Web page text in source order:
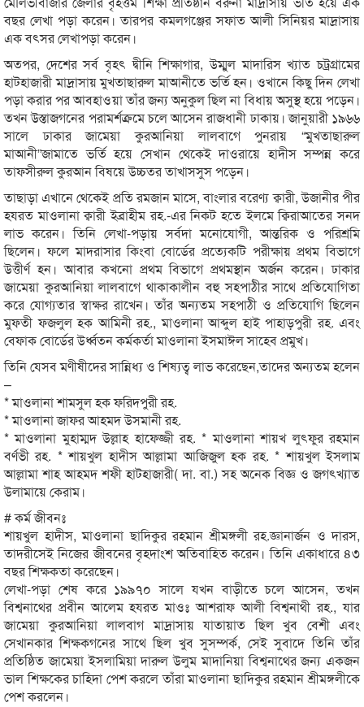
বছর লেখা পড়া করেন। তারপর কমলগঞ্জের সফাত আলী সিনিয়র মাদ্রাসায়
এক বৎসর লেখাপড়া করেন।
অতপর, দেশের সর্ব বৃহৎ দ্বীনি শিক্ষাগার, উম্মুল মাদারিস খ্যাত চট্রগ্রামের
হাটহাজারী মাদ্রাসায় মুখতাছারুল মাআনীতে ভর্তি হন। ওখানে কিছু দিন লেখা
পড়া করার পর আবহাওয়া তাঁর জন্য অনুকুল ছিল না বিধায় অসুস্থ হয়ে পড়েন।
তখন উস্তাজগনের পরামর্শক্রমে চলে আসেন রাজধানী ঢাকায়। জানুয়ারী ১৯৬৬
সালে ঢাকার জামেয়া কুরআনিয়া লালবাগে পুনরায় “মুখতাছারুল
মাআনী”জামাতে ভর্তি হয়ে সেখান থেকেই দাওরায়ে হাদীস সম্পন্ন করে
তাফসীরুল কুরআন বিষয়ে উচ্চতর তাখাসসুস পড়েন।
তাছাড়া এখানে থেকেই প্রতি রমজান মাসে, বাংলার বরেণ্য ক্বারী, উজানীর পীর
হযরত মাওলানা ক্বারী ইব্রাহীম রহ.-এর নিকট হতে ইলমে ক্বিরাআতের সনদ
লাভ করেন। তিনি লেখা-পড়ায় সর্বদা মনোযোগী, আন্তরিক ও পরিশ্রমি
ছিলেন। ফলে মাদরাসার কিংবা বোর্ডের প্রত্যেকটি পরীক্ষায় প্রথম বিভাগে
উত্তীর্ণ হন। আবার কখনো প্রথম বিভাগে প্রথমস্থান অর্জন করেন। ঢাকার
জামেয়া কুরআনিয়া লালবাগে থাকাকালীন বহু সহপাঠীর সাথে প্রতিযোগিতা
করে যোগ্যতার স্বাক্ষর রাখেন। তাঁর অন্যতম সহপাঠী ও প্রতিযোগি ছিলেন
মুফতী ফজলুল হক আমিনী রহ., মাওলানা আব্দুল হাই পাহাড়পুরী রহ. এবং
বেফাক বোর্ডের উর্ধ্বতন কর্মকর্তা মাওলানা ইসমাঈল সাহেব প্রমুখ।
তিনি যেসব মণীষীদের সান্নিধ্য ও শিষ্যত্ব লাভ করেছেন,তাদের অন্যতম হলেন
–
* মাওলানা শামসুল হক ফরিদপুরী রহ.
* মাওলানা জাফর আহমদ উসমানী রহ.
* মাওলানা মুহাম্মদ উল্লাহ হাফেজ্জী রহ. * মাওলানা শায়খ লুৎফুর রহমান
বর্ণভী রহ. * শায়খুল হাদীস আল্লামা আজিজুল হক রহ. * শায়খুল ইসলাম
আল্লামা শাহ আহমদ শফী হাটহাজারী( দা. বা.) সহ অনেক বিজ্ঞ ও জগৎখ্যাত
উলামায়ে কেরাম।
# কর্ম জীবনঃ
শায়খুল হাদীস, মাওলানা ছাদিকুর রহমান শ্রীমঙ্গলী রহ.জ্ঞানার্জন ও দারস,
তাদরীসেই নিজের জীবনের বৃহদাংশ অতিবাহিত করেন। তিনি একাধারে ৪৩
বছর শিক্ষকতা করেছেন।
লেখা-পড়া শেষ করে ১৯৯৭০ সালে যখন বাড়ীতে চলে আসেন, তখন
বিশ্বনাথের প্রবীন আলেম হযরত মাওঃ আশরাফ আলী বিশ্বনাথী রহ., যার
জামেয়া কুরআনিয়া লালবাগ মাদ্রাসায় যাতায়াত ছিল খুব বেশী এবং
সেখানকার শিক্ষকগনের সাথে ছিল খুব সুসম্পর্ক, সেই সুবাদে তিনি তাঁর
প্রতিষ্ঠিত জামেয়া ইসলামিয়া দারুল উলুম মাদানিয়া বিশ্বনাথের জন্য একজন
ভাল শিক্ষকের চাহিদা পেশ করলে তাঁরা মাওলানা ছাদিকুর রহমান শ্রীমঙ্গলীকে
পেশ করলেন।